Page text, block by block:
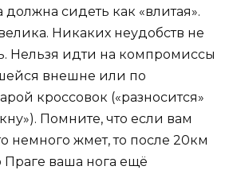
сидеть как «влитая».
Никаких неудобств не
Нельзя идти на компромиссы
внешне или по
кроссовок («разносится»
Помните, что если вам
немного жмет, то после 20км
Праге ваша нога ещё